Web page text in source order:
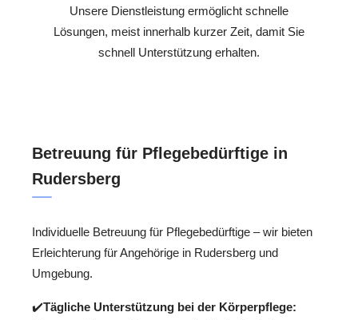
Unsere Dienstleistung ermöglicht schnelle
Lösungen, meist innerhalb kurzer Zeit, damit Sie
schnell Unterstützung erhalten.
Betreuung für Pflegebedürftige in
Rudersberg
Individuelle Betreuung für Pflegebedürftige – wir bieten
Erleichterung für Angehörige in Rudersberg und
Umgebung.
✔️Tägliche Unterstützung bei der Körperpflege: